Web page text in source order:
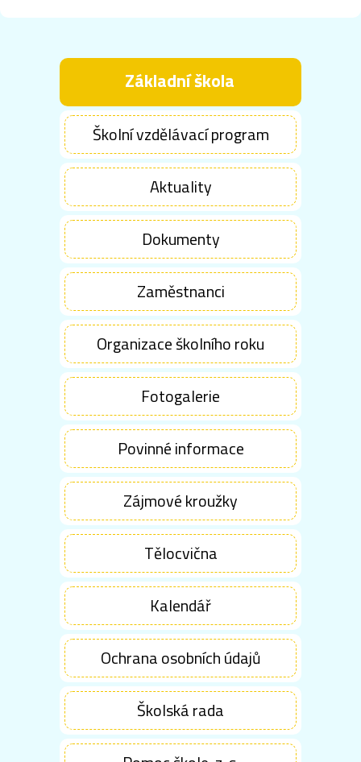
Základní škola
Školní vzdělávací program
Aktuality
Dokumenty
Zaměstnanci
Organizace školního roku
Fotogalerie
Povinné informace
Zájmové kroužky
Tělocvična
Kalendář
Ochrana osobních údajů
Školská rada